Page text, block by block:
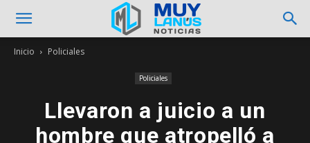
Inicio Policiales
Policiales
Llevaron a juicio a un
hombre que atropelló a